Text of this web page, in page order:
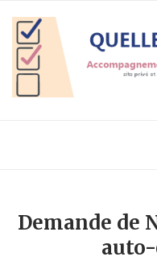
content
Home
Demande de